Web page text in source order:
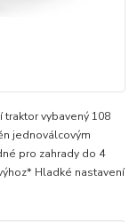
traktor vybavený 108
jednoválcovým
pro zahrady do 4
Hladké nastavení